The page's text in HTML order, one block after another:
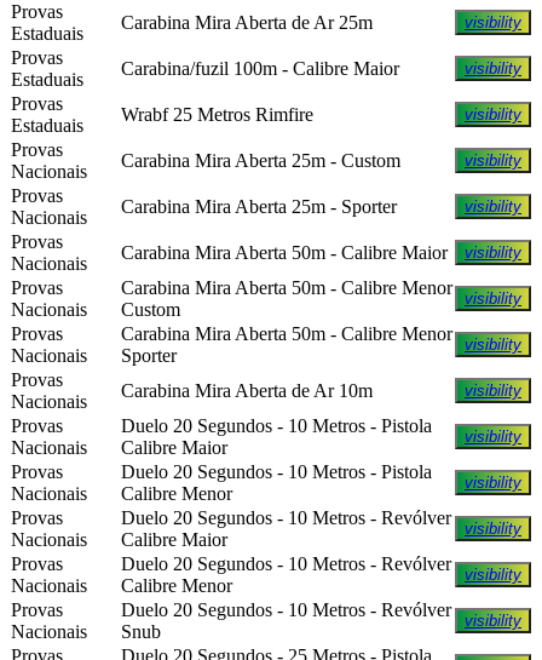
Provas
Estaduais
Carabina Mira Aberta de Ar 25m visibility
Provas
Estaduais
Carabina/fuzil 100m - Calibre Maior visibility
Provas
Estaduais
Wrabf 25 Metros Rimfire visibility
Provas
Nacionais
Carabina Mira Aberta 25m - Custom visibility
Provas
Nacionais
Carabina Mira Aberta 25m - Sporter visibility
Provas
Nacionais
Carabina Mira Aberta 50m - Calibre Maior visibility
Provas
Nacionais
Carabina Mira Aberta 50m - Calibre Menor
Custom
visibility
Provas
Nacionais
Carabina Mira Aberta 50m - Calibre Menor
Sporter
visibility
Provas
Nacionais
Carabina Mira Aberta de Ar 10m visibility
Provas
Nacionais
Duelo 20 Segundos - 10 Metros - Pistola
Calibre Maior
visibility
Provas
Nacionais
Duelo 20 Segundos - 10 Metros - Pistola
Calibre Menor
visibility
Provas
Nacionais
Duelo 20 Segundos - 10 Metros - Revólver
Calibre Maior
visibility
Provas
Nacionais
Duelo 20 Segundos - 10 Metros - Revólver
Calibre Menor
visibility
Provas
Nacionais
Duelo 20 Segundos - 10 Metros - Revólver
Snub
visibility